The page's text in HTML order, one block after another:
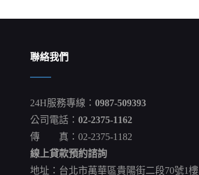
章
覽
聯絡我們
24H服務專線： 0987-509393
公司電話： 02-2375-1162
傳 真：02-2375-1182
線上貸款預約諮詢
地址：台北市萬華區貴陽街二段70號1樓